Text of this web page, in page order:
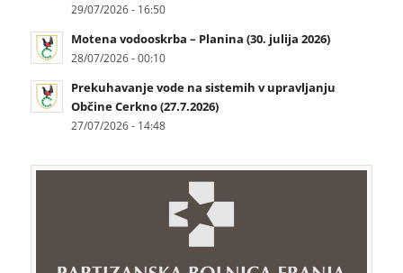
29/07/2026 - 16:50
Motena vodooskrba – Planina (30. julija 2026)
28/07/2026 - 00:10
Prekuhavanje vode na sistemih v upravljanju
Občine Cerkno (27.7.2026)
27/07/2026 - 14:48